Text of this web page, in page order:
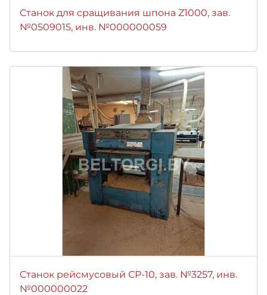
Станок для сращивания шпона Z1000, зав.
№0509015, инв. №000000059
Станок рейсмусовый СР-10, зав. №3257, инв.
№000000022